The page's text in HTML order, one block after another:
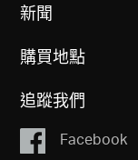
新聞
購買地點
追蹤我們
Facebook